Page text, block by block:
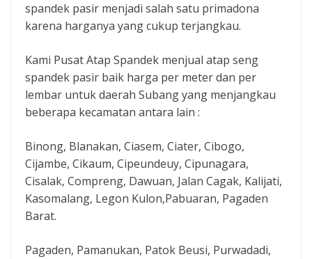
spandek pasir menjadi salah satu primadona
karena harganya yang cukup terjangkau.
Kami Pusat Atap Spandek menjual atap seng
spandek pasir baik harga per meter dan per
lembar untuk daerah Subang yang menjangkau
beberapa kecamatan antara lain :
Binong, Blanakan, Ciasem, Ciater, Cibogo,
Cijambe, Cikaum, Cipeundeuy, Cipunagara,
Cisalak, Compreng, Dawuan, Jalan Cagak, Kalijati,
Kasomalang, Legon Kulon,Pabuaran, Pagaden
Barat.
Pagaden, Pamanukan, Patok Beusi, Purwadadi,